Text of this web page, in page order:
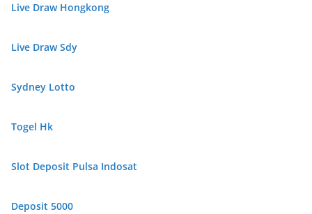
Live Draw Hongkong
Live Draw Sdy
Sydney Lotto
Togel Hk
Slot Deposit Pulsa Indosat
Deposit 5000